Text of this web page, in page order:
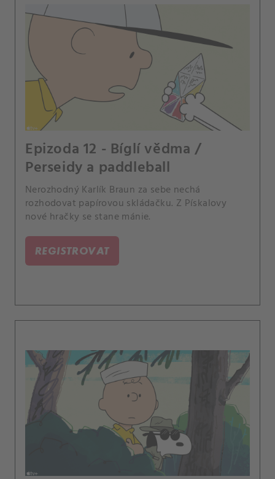
Epizoda 12 - Bíglí vědma /
Perseidy a paddleball
Nerozhodný Karlík Braun za sebe nechá
rozhodovat papírovou skládačku. Z Pískalovy
nové hračky se stane mánie.
REGISTROVAT